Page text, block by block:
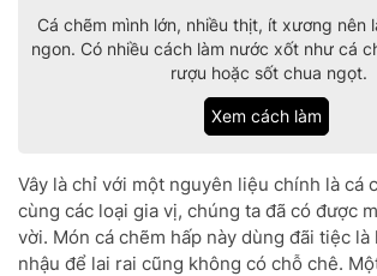
Cá chẽm mình lớn, nhiều thịt, ít xương nên
ngon. Có nhiều cách làm nước xốt như cá
rượu hoặc sốt chua ngọt.
Xem cách làm
Vây là chỉ với một nguyên liệu chính là cá
cùng các loại gia vị, chúng ta đã có được
vời. Món cá chẽm hấp này dùng đãi tiệc là
nhậu để lai rai cũng không có chỗ chê.